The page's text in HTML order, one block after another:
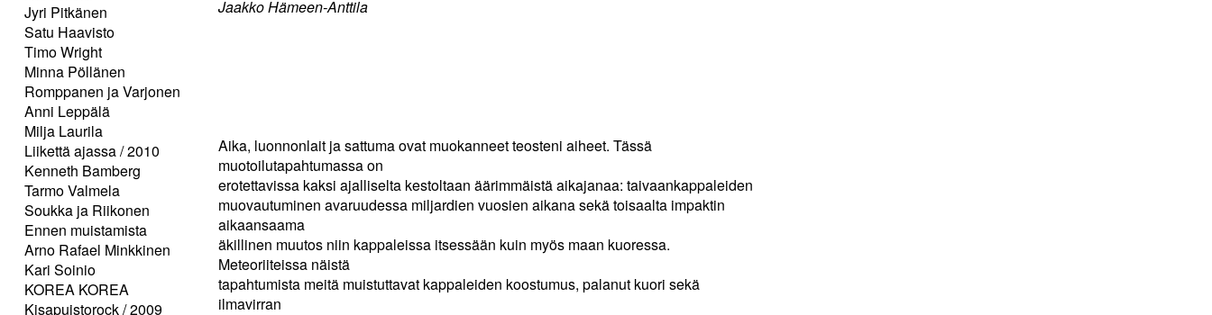
Jyri Pitkänen
Satu Haavisto
Timo Wright
Minna Pöllänen
Romppanen ja Varjonen
Anni Leppälä
Milja Laurila
Liikettä ajassa / 2010
Kenneth Bamberg
Tarmo Valmela
Soukka ja Riikonen
Ennen muistamista
Arno Rafael Minkkinen
Kari Soinio
KOREA KOREA
Kisapuistorock / 2009
Jaakko Hämeen-Anttila
Aika, luonnonlait ja sattuma ovat muokanneet teosteni aiheet. Tässä
muotoilutapahtumassa on
erotettavissa kaksi ajalliselta kestoltaan äärimmäistä aikajanaa: taivaankappaleiden
muovautuminen avaruudessa miljardien vuosien aikana sekä toisaalta impaktin
aikaansaama
äkillinen muutos niin kappaleissa itsessään kuin myös maan kuoressa.
Meteoriiteissa näistä
tapahtumista meitä muistuttavat kappaleiden koostumus, palanut kuori sekä
ilmavirran